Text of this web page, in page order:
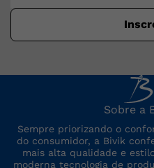
Sobre a
Sempre priorizando o
do consumidor, a Bivik
mais alta qualidade e
moderna tecnologia de